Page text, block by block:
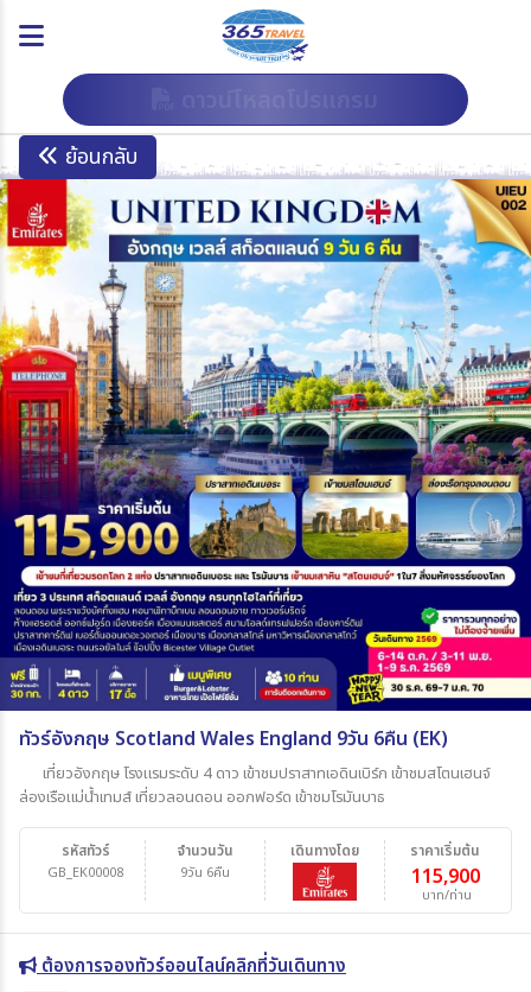
ย้อนกลับ
ทัวร์อังกฤษ Scotland Wales England 9วัน 6คืน (EK)
เที่ยวอังกฤษ โรงแรมระดับ 4 ดาว เข้าชมปราสาทเอดินเบิร์ก เข้าชมสโตนเฮนจ์
ล่องเรือแม่น้ำเทมส์ เที่ยวลอนดอน ออกฟอร์ด เข้าชมโรมันบาธ
รหัสทัวร์
GB_EK00008
จำนวนวัน
9วัน 6คืน
ราคาเริ่มต้น
115,900
บาท/ท่าน
เดินทางโดย
ต้องการจองทัวร์ออนไลน์คลิกที่วันเดินทาง